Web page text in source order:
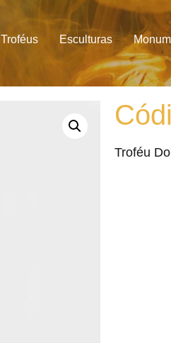
Troféus Esculturas
Troféu